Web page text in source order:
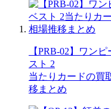
【PRB-02】ワン
スト 2
当たりカードの買
移まとめ